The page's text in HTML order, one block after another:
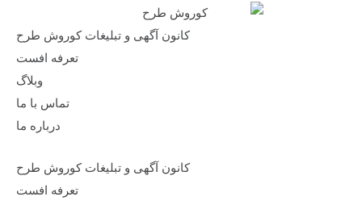
کانون آگهی و تبلیغات کوروش طرح
تعرفه افست
وبلاگ
تماس با ما
درباره ما
کانون آگهی و تبلیغات کوروش طرح
تعرفه افست